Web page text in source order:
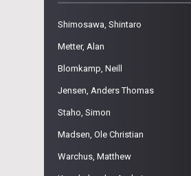
Shimosawa, Shintaro
Metter, Alan
Blomkamp, Neill
Jensen, Anders Thomas
Staho, Simon
Madsen, Ole Christian
Warchus, Matthew